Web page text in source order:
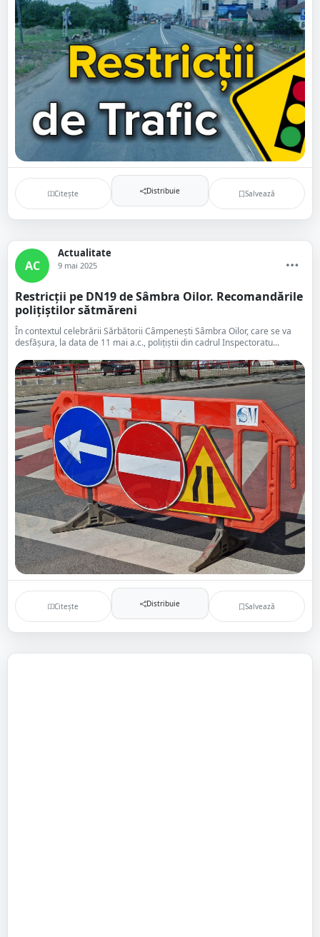
Citește Distribuie Salvează
AC
Actualitate
9 mai 2025
Restricții pe DN19 de Sâmbra Oilor. Recomandările
polițiștilor sătmăreni
În contextul celebrării Sărbătorii Câmpenești Sâmbra Oilor, care se va
desfășura, la data de 11 mai a.c., polițiștii din cadrul Inspectoratu...
Citește Distribuie Salvează